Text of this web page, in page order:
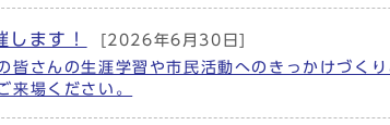
ます！
[2026年6月30日]
さんの生涯学習や市民活動へのきっかけづく
来場ください。